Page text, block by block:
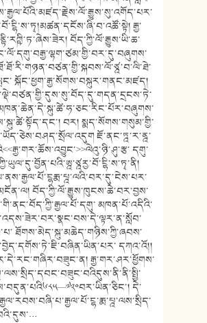
རྒྱ་
བོད་ཀྱི་ལོ་རྒྱུས་ཡི་ཆ་
སྐོང་ཕྱག་རྒྱ་སོགས་བསྐུར་གནང་མཛད།
བར། སྨད་སོགས་གསུམ་གྱི་
ཇོ་ནང་ཏྰ་ར་ནྰ་
དགུ་
བོད་ཀྱི་ལོ་རྒྱུས་ཁུངས་ཆེ་བར་བྱས་
མཁན་པོ་འདིའི་
ཐོགས་མེད་སྐུ་མཆེད་གཉིས་ཀྱི་ཞབས་
དཀའ་འོ།།
རྒྱ་གར་ཤར་ཕྱོགས་
དེ་